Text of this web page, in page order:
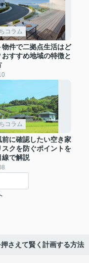
コラム
物件で二拠点生活はど
おすすめ地域の特徴と
コラム
前に確認したい空き家
スクを防ぐポイントを
線で解説
さえて賢く計画する方法